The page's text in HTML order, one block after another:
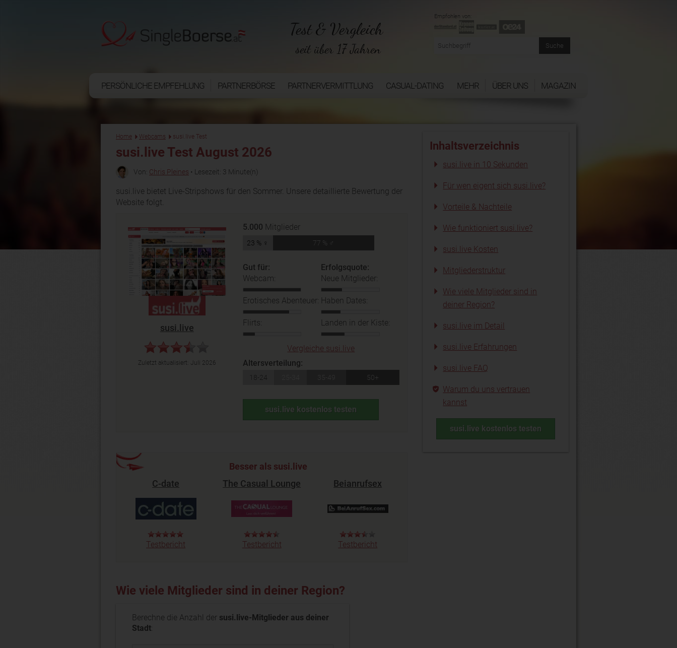
Test & Vergleich
seit über 17 Jahren
Empfohlen von:
PERSÖNLICHE EMPFEHLUNG PARTNERBÖRSE PARTNERVERMITTLUNG CASUAL-DATING MEHR ÜBER UNS MAGAZIN
Home Webcams susi.live Test
susi.live Test August 2026
Von: Chris Pleines • Lesezeit: 3 Minute(n)
susi.live bietet Live-Stripshows für den Sommer. Unsere detaillierte Bewertung der
Website folgt.
susi.live
Zuletzt aktualisiert: Juli 2026
5.000 Mitglieder
23 % ♀ 77 % ♂
Gut für:
Webcam:
Erotisches Abenteuer:
Flirts:
Erfolgsquote:
Neue Mitglieder:
Haben Dates:
Landen in der Kiste:
Vergleiche susi.live
Altersverteilung:
18-24 50+
susi.live kostenlos testen
Besser als susi.live
C-date
Testbericht
The Casual Lounge
Testbericht
Beianrufsex
Testbericht
Wie viele Mitglieder sind in deiner Region?
Berechne die Anzahl der susi.live-Mitglieder aus deiner
Stadt:
Inhaltsverzeichnis
susi.live in 10 Sekunden
Für wen eigent sich susi.live?
Vorteile & Nachteile
Wie funktioniert susi.live?
susi.live Kosten
Mitgliederstruktur
Wie viele Mitglieder sind in
deiner Region?
susi.live im Detail
susi.live Erfahrungen
susi.live FAQ
Warum du uns vertrauen
kannst
susi.live kostenlos testen